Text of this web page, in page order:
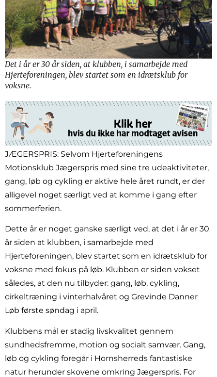
Det i år er 30 år siden, at klubben, i samarbejde med
Hjerteforeningen, blev startet som en idrætsklub for
voksne.
JÆGERSPRIS: Selvom Hjerteforeningens
Motionsklub Jægerspris med sine tre udeaktiviteter,
gang, løb og cykling er aktive hele året rundt, er der
alligevel noget særligt ved at komme i gang efter
sommerferien.
Dette år er noget ganske særligt ved, at det i år er 30
år siden at klubben, i samarbejde med
Hjerteforeningen, blev startet som en idrætsklub for
voksne med fokus på løb. Klubben er siden vokset
således, at den nu tilbyder: gang, løb, cykling,
cirkeltræning i vinterhalvåret og Grevinde Danner
Løb første søndag i april.
Klubbens mål er stadig livskvalitet gennem
sundhedsfremme, motion og socialt samvær. Gang,
løb og cykling foregår i Hornsherreds fantastiske
natur herunder skovene omkring Jægerspris. For